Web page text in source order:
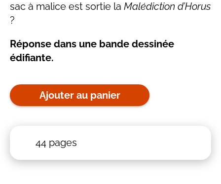
sac à malice est sortie la Malédiction d’Horus
?
Réponse dans une bande dessinée
édifiante.
Ajouter au panier
44 pages